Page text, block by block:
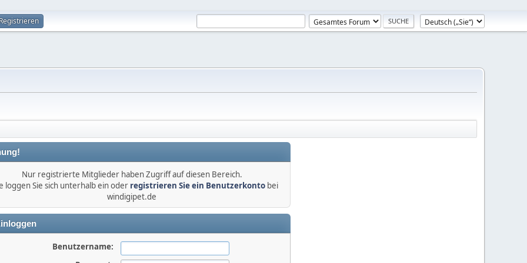
Nur registrierte Mitglieder haben Zugriff auf diesen Bereich.
loggen Sie sich unterhalb ein oder registrieren Sie ein Benutzerkontobei
windigipet.de
Benutzername: